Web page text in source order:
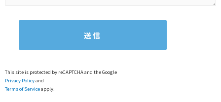
This site is protected by reCAPTCHA and the Google
Privacy Policyand
Terms of Serviceapply.